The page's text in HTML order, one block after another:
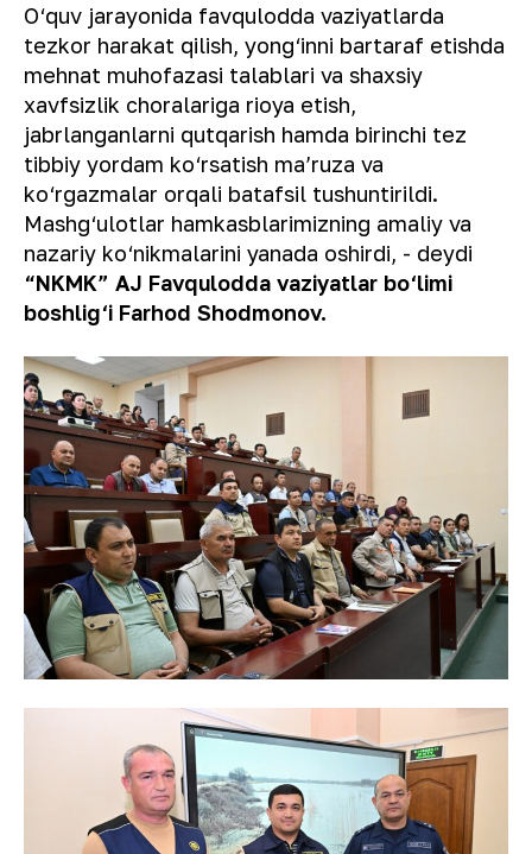
O‘quv jarayonida favqulodda vaziyatlarda
tezkor harakat qilish, yong‘inni bartaraf etishda
mehnat muhofazasi talablari va shaxsiy
xavfsizlik choralariga rioya etish,
jabrlanganlarni qutqarish hamda birinchi tez
tibbiy yordam ko‘rsatish ma’ruza va
ko‘rgazmalar orqali batafsil tushuntirildi.
Mashg‘ulotlar hamkasblarimizning amaliy va
nazariy ko‘nikmalarini yanada oshirdi, - deydi
“NKMK” AJ Favqulodda vaziyatlar bo‘limi
boshlig‘i Farhod Shodmonov.